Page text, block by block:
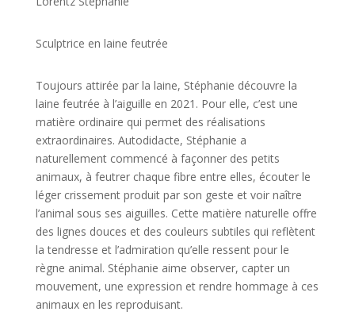
Sculptrice en laine feutrée
Toujours attirée par la laine, Stéphanie découvre la
laine feutrée à l’aiguille en 2021. Pour elle, c’est une
matière ordinaire qui permet des réalisations
extraordinaires. Autodidacte, Stéphanie a
naturellement commencé à façonner des petits
animaux, à feutrer chaque fibre entre elles, écouter le
léger crissement produit par son geste et voir naître
l’animal sous ses aiguilles. Cette matière naturelle offre
des lignes douces et des couleurs subtiles qui reflètent
la tendresse et l’admiration qu’elle ressent pour le
règne animal. Stéphanie aime observer, capter un
mouvement, une expression et rendre hommage à ces
animaux en les reproduisant.